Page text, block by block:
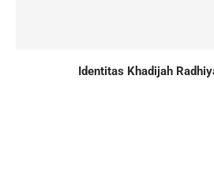
Identitas Khadijah